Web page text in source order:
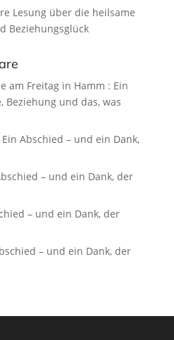
Lesung über die heilsame
Beziehungsglück
am Freitag in Hamm : Ein
Beziehung und das, was
Ein Abschied – und ein Dank,
– und ein Dank, der
– und ein Dank, der
– und ein Dank, der